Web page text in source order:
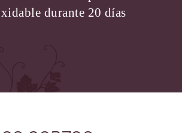
durante 20 días